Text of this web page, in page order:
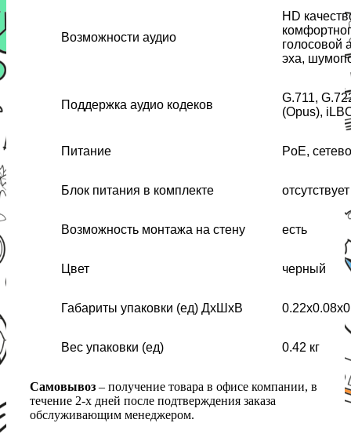
Возможности аудио
HD
голосовой
эха,
Поддержка аудио кодеков
G.711,
(Opus),
Питание PoE,
Блок питания в комплекте отсутствует
Возможность монтажа на стену есть
Цвет черный
Габариты упаковки (ед) ДхШхВ
Вес упаковки (ед) 0.42 кг
Самовывоз – получение товара в офисе компании, в
течение 2-х дней после подтверждения заказа
обслуживающим менеджером.